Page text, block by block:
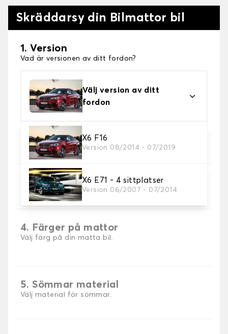
Skräddarsy din Bilmattor bil
1. Version
Vad är versionen av ditt fordon?
Välj version av ditt
fordon
X6 F16
Version 08/2014 - 07/2019
X6 E71 - 4 sittplatser
Version 06/2007 - 07/2014
2. Material
Välj material för din bilmatta.
3. uppsättning av mattor
Välj det antal bilmattor du behöver.
4. Färger på mattor
Välj färg på din matta bil.
5. Sömmar material
Välj material för sömmar.